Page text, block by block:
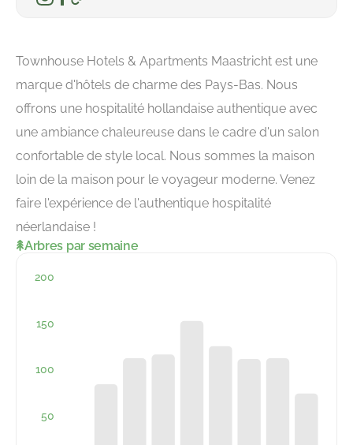
Townhouse Hotels & Apartments Maastricht est une
marque d'hôtels de charme des Pays-Bas. Nous
offrons une hospitalité hollandaise authentique avec
une ambiance chaleureuse dans le cadre d'un salon
confortable de style local. Nous sommes la maison
loin de la maison pour le voyageur moderne. Venez
faire l'expérience de l'authentique hospitalité
néerlandaise !
Arbres par semaine